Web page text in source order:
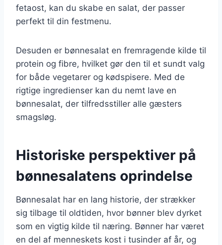
fetaost, kan du skabe en salat, der passer
perfekt til din festmenu.
Desuden er bønnesalat en fremragende kilde til
protein og fibre, hvilket gør den til et sundt valg
for både vegetarer og kødspisere. Med de
rigtige ingredienser kan du nemt lave en
bønnesalat, der tilfredsstiller alle gæsters
smagsløg.
Historiske perspektiver på
bønnesalatens oprindelse
Bønnesalat har en lang historie, der strækker
sig tilbage til oldtiden, hvor bønner blev dyrket
som en vigtig kilde til næring. Bønner har været
en del af menneskets kost i tusinder af år, og